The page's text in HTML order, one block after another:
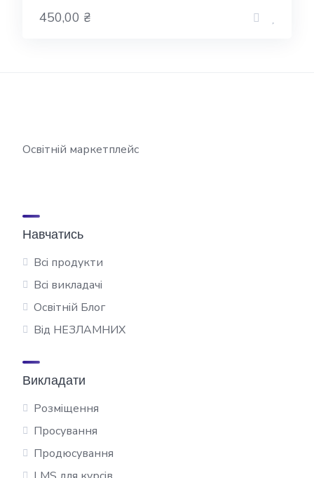
450,00 ₴
Освітній маркетплейс
Навчатись
Всі продукти
Всі викладачі
Освітній Блог
Від НЕЗЛАМНИХ
Викладати
Розміщення
Просування
Продюсування